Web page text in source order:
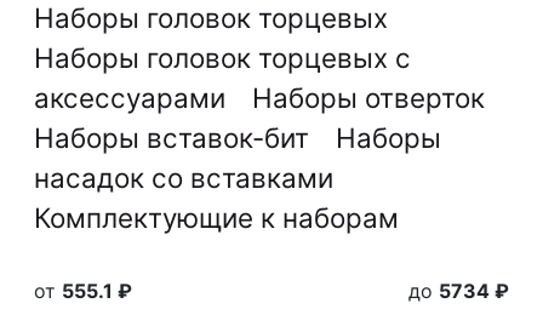
Наборы головок торцевых
Наборы головок торцевых с
аксессуарами
Наборы отверток
Наборы вставок-бит
Наборы
насадок со вставками
Комплектующие к наборам
от 555.1 ₽ до 5734 ₽